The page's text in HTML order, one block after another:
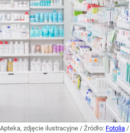
Apteka, zdjęcie ilustracyjne / Źródło: Fotolia /